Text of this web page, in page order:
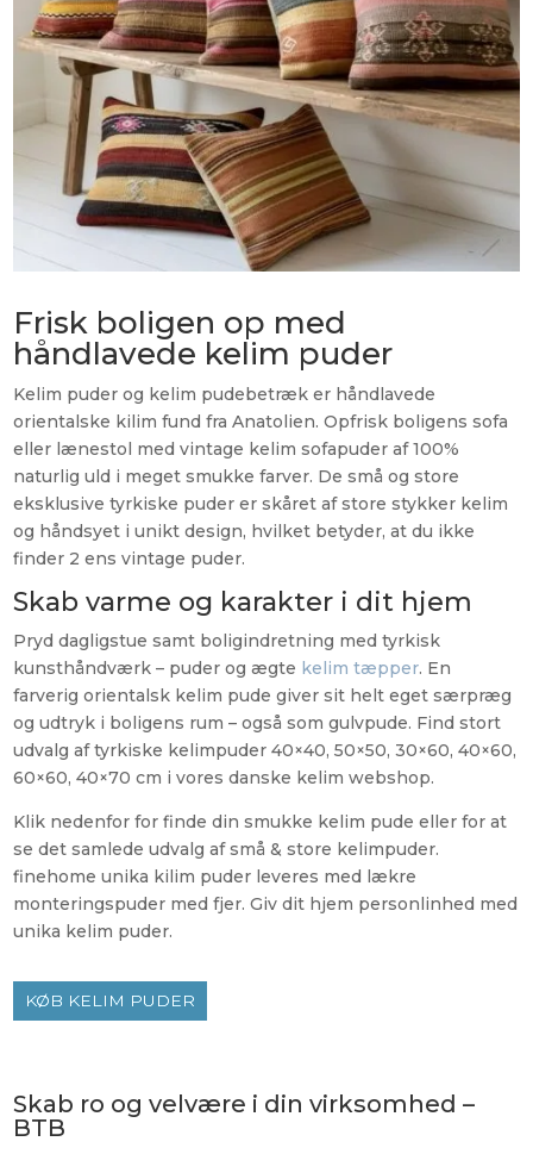
Frisk boligen op med
håndlavede kelim puder
Kelim puder og kelim pudebetræk er håndlavede
orientalske kilim fund fra Anatolien. Opfrisk boligens sofa
eller lænestol med vintage kelim sofapuder af 100%
naturlig uld i meget smukke farver. De små og store
eksklusive tyrkiske puder er skåret af store stykker kelim
og håndsyet i unikt design, hvilket betyder, at du ikke
finder 2 ens vintage puder.
Skab varme og karakter i dit hjem
Pryd dagligstue samt boligindretning med tyrkisk
kunsthåndværk – puder og ægte kelim tæpper. En
farverig orientalsk kelim pude giver sit helt eget særpræg
og udtryk i boligens rum – også som gulvpude. Find stort
udvalg af tyrkiske kelimpuder 40×40, 50×50, 30×60, 40×60,
60×60, 40×70 cm i vores danske kelim webshop.
Klik nedenfor for finde din smukke kelim pude eller for at
se det samlede udvalg af små & store kelimpuder.
finehome unika kilim puder leveres med lækre
monteringspuder med fjer. Giv dit hjem personlinhed med
unika kelim puder.
KØB KELIM PUDER
Skab ro og velvære i din virksomhed –
BTB